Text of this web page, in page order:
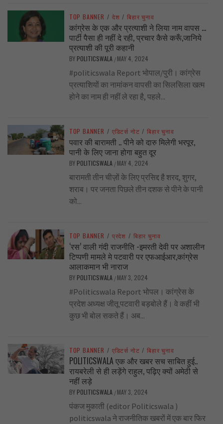
TOP BANNER / देश / बिहार चुनाव
कांग्रेस के एक और प्रत्याशी ने लिया नाम वापस …
पार्टी पैसा ही नहीं दे रही, प्रचार कैसे करूँ,जानिये
प्रत्याशी की पूरी कहानी
BY POLITICSWALA / MAY 4, 2024
#politicswala Report भोपाल/पुरी। कांग्रेस
प्रत्याशियों का नामांकन वापसी का सिलसिला खत्म
होने का नाम ही नहीं ले रहा है, पहले...
TOP BANNER / एडिटर्स नोट / बिहार चुनाव
पवार की बारामती .. पीने को दारु मिलेगी भरपूर,
पानी के लिए जाना होगा बहुत दूर
BY POLITICSWALA / MAY 4, 2024
बारामती तीन चीज़ों के लिए प्रसिद्द है शरद, शुगर,
शराब। पर जनता पिछले तीन दशक से पीने के पानी
को...
TOP BANNER / प्रदेश / बिहार चुनाव
‘रस’ वाली गंदी राजनीति -इमरती देवी पर अशालीन
टिप्पणी मामले मे पटवारी पर एफआईआर,कांग्रेस
आलाकमान भी नाराज
BY POLITICSWALA / MAY 3, 2024
#Politicswala Report भोपल। कांग्रेस के
प्रदेश अध्यक्ष जीतू पटवारी बड़बोले हैं। वे कहीं भी
कुछ भी बोल सकते हैं। अब...
TOP BANNER / एडिटर्स नोट / बिहार चुनाव
POLITICSWALA एक और खबर सच साबित हुई..
रायबरेली से ही लड़ेंगे राहुल, पढ़िए क्यों अमेठी से
नहीं लड़े
BY POLITICSWALA / MAY 3, 2024
पंकज मुकाती (editor Politicswala )
politicswala ने राजनीतिक खबरों में एक बार फिर